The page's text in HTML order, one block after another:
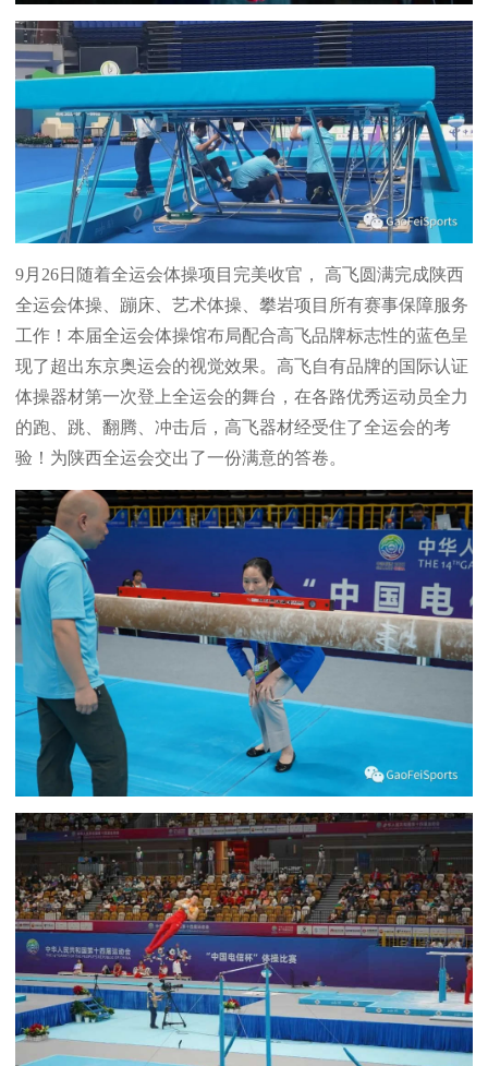
9月26日随着全运会体操项目完美收官， 高飞圆满完成陕西
全运会体操、蹦床、艺术体操、攀岩项目所有赛事保障服务
工作！本届全运会体操馆布局配合高飞品牌标志性的蓝色呈
现了超出东京奥运会的视觉效果。高飞自有品牌的国际认证
体操器材第一次登上全运会的舞台，在各路优秀运动员全力
的跑、跳、翻腾、冲击后，高飞器材经受住了全运会的考
验！为陕西全运会交出了一份满意的答卷。